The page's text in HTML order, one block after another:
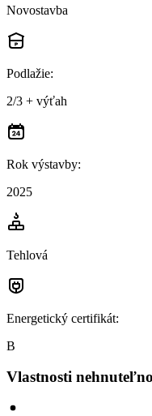
Novostavba
Podlažie:
2/3 + výťah
Rok výstavby:
2025
Tehlová
Energetický certifikát:
B
Vlastnosti